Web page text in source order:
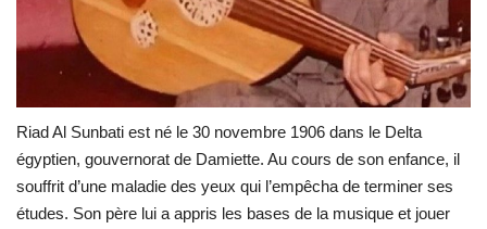
Riad Al Sunbati est né le 30 novembre 1906 dans le Delta
égyptien, gouvernorat de Damiette. Au cours de son enfance, il
souffrit d’une maladie des yeux qui l’empêcha de terminer ses
études. Son père lui a appris les bases de la musique et jouer